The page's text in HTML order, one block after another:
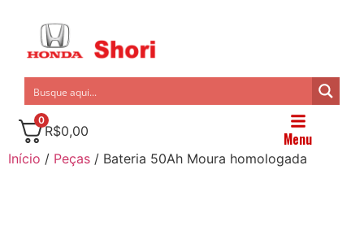
0
R$0,00 Menu
Início / Peças / Bateria 50Ah Moura homologada